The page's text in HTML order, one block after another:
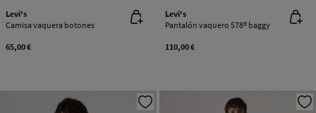
Levi's
Camisa vaquera botones
65,00 €
Levi's
Pantalón vaquero 578® baggy
110,00 €